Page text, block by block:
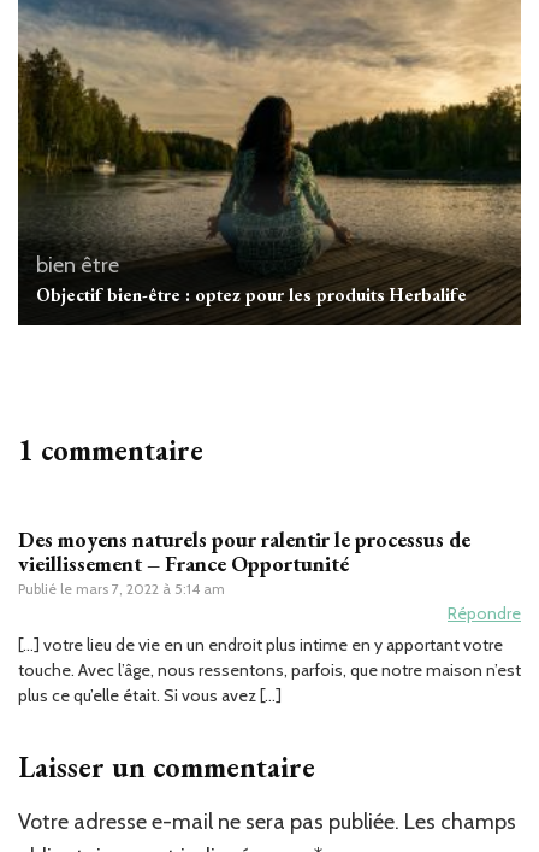
bien être
Objectif bien-être : optez pour les produits Herbalife
1 commentaire
Des moyens naturels pour ralentir le processus de
vieillissement – France Opportunité
Publié le mars 7, 2022 à 5:14 am
Répondre
[…] votre lieu de vie en un endroit plus intime en y apportant votre
touche. Avec l’âge, nous ressentons, parfois, que notre maison n’est
plus ce qu’elle était. Si vous avez […]
Laisser un commentaire
Votre adresse e-mail ne sera pas publiée. Les champs